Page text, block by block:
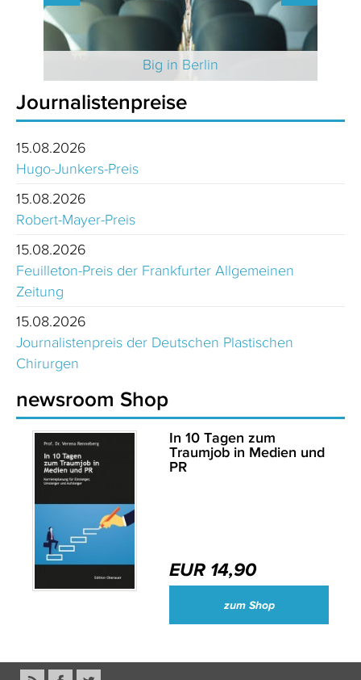
Big in Berlin
Journalistenpreise
15.08.2026
Hugo-Junkers-Preis
15.08.2026
Robert-Mayer-Preis
15.08.2026
Feuilleton-Preis der Frankfurter Allgemeinen
Zeitung
15.08.2026
Journalistenpreis der Deutschen Plastischen
Chirurgen
newsroom Shop
In 10 Tagen zum
Traumjob in Medien und
PR
EUR 14,90
zum Shop